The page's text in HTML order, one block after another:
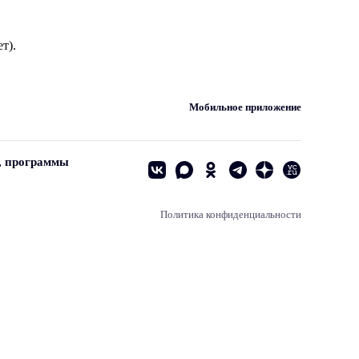
Мобильное приложение
программы
Политика конфиденциальности